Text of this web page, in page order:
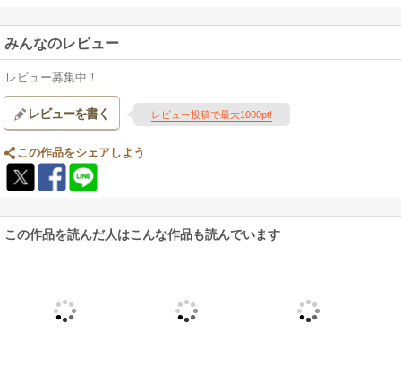
みんなのレビュー
レビュー募集中！
レビューを書く レビュー投稿で最大1000pt!
この作品をシェアしよう
この作品を読んだ人はこんな作品も読んでいます